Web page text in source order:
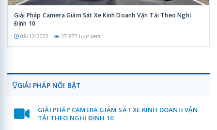
Giải Pháp Camera Giám Sát Xe Kinh Doanh Vận Tải Theo Nghị
Định 10
08/12/2022 37.877 lượt xem
GIẢI PHÁP NỔI BẬT
GIẢI PHÁP CAMERA GIÁM SÁT XE KINH DOANH VẬN
TẢI THEO NGHỊ ĐỊNH 10